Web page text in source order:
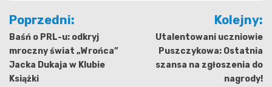
Nawigacja
wpisu
Poprzedni:
Baśń o PRL-u: odkryj
mroczny świat „Wrońca”
Jacka Dukaja w Klubie
Książki
Kolejny:
Utalentowani uczniowie
Puszczykowa: Ostatnia
szansa na zgłoszenia do
nagrody!